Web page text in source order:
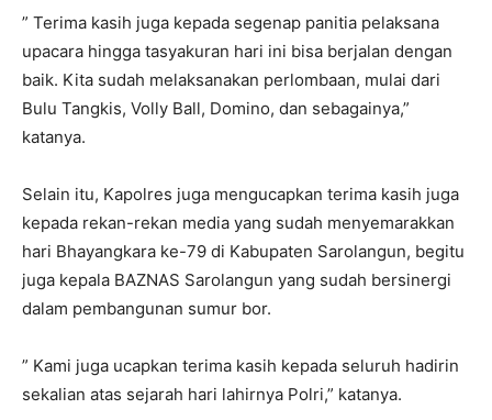
” Terima kasih juga kepada segenap panitia pelaksana
upacara hingga tasyakuran hari ini bisa berjalan dengan
baik. Kita sudah melaksanakan perlombaan, mulai dari
Bulu Tangkis, Volly Ball, Domino, dan sebagainya,”
katanya.
Selain itu, Kapolres juga mengucapkan terima kasih juga
kepada rekan-rekan media yang sudah menyemarakkan
hari Bhayangkara ke-79 di Kabupaten Sarolangun, begitu
juga kepala BAZNAS Sarolangun yang sudah bersinergi
dalam pembangunan sumur bor.
” Kami juga ucapkan terima kasih kepada seluruh hadirin
sekalian atas sejarah hari lahirnya Polri,” katanya.